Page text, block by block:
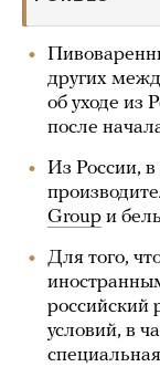
других
об уходе из
после
Из России, в
Group и
Для того,
российский
условий, в